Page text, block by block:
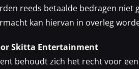
reeds betaalde bedragen niet
kan hiervan in overleg
Skitta Entertainment
behoudt zich het recht voor